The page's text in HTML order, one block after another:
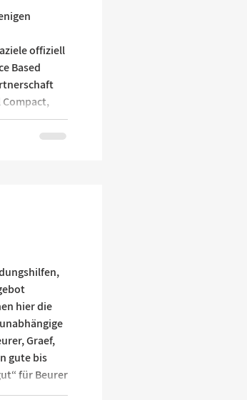
offiziell
Based
Compact,
bestätigt,
und die
hier die
Graef,
gute bis
für Beurer